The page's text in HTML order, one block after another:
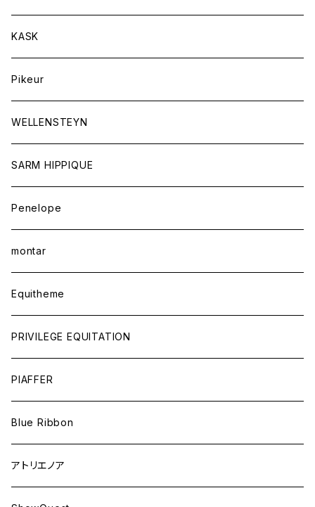
ネクタイ
スカーフ
ジュエリー
キュロット
KASK
Pikeur
WELLENSTEYN
SARM HIPPIQUE
Penelope
montar
Equitheme
PRIVILEGE EQUITATION
PIAFFER
Blue Ribbon
アトリエノア